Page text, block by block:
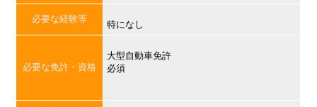
必要な経験等
特になし
必要な免許・資格
大型自動車免許
必須